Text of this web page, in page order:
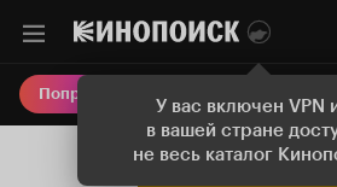
У вас включен VPN
в вашей стране
не весь каталог
Попробовать Плюс